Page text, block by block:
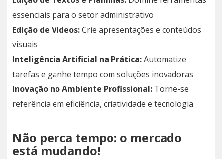
essenciais para o setor administrativo
Edição de Vídeos:Crie apresentações e conteúdos
visuais
Inteligência Artificial na Prática:Automatize
tarefas e ganhe tempo com soluções inovadoras
Inovação no Ambiente Profissional: Torne-se
referência em eficiência, criatividade e tecnologia
Não perca tempo: o mercado
está mudando!